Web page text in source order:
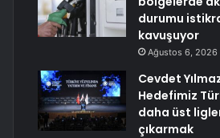
durumu
kavuşuyor
Ağustos 6, 2026
Cevdet
Hedefimiz
daha üst
çıkarmak